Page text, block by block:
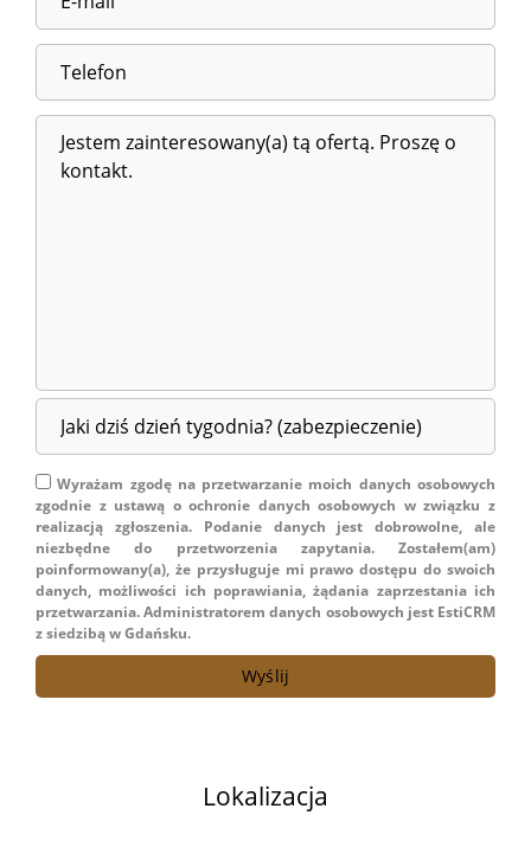
Wyrażam zgodę na przetwarzanie moich danych osobowych
zgodnie z ustawą o ochronie danych osobowych w związku z
realizacją zgłoszenia. Podanie danych jest dobrowolne, ale
niezbędne do przetworzenia zapytania. Zostałem(am)
poinformowany(a), że przysługuje mi prawo dostępu do swoich
danych, możliwości ich poprawiania, żądania zaprzestania ich
przetwarzania. Administratorem danych osobowych jest EstiCRM
z siedzibą w Gdańsku.
Lokalizacja